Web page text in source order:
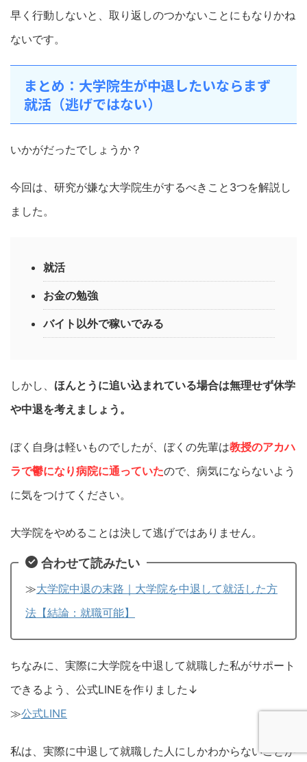
早く行動しないと、取り返しのつかないことにもなりかね
ないです。
まとめ：大学院生が中退したいならまず
就活（逃げではない）
いかがだったでしょうか？
今回は、研究が嫌な大学院生がするべきこと3つを解説し
ました。
就活
お金の勉強
バイト以外で稼いでみる
しかし、 ほんとうに追い込まれている場合は無理せず休学
や中退を考えましょう。
ぼく自身は軽いものでしたが、ぼくの先輩は教授のアカハ
ラで鬱になり病院に通っていたので、病気にならないよう
に気をつけてください。
大学院をやめることは決して逃げではありません。
合わせて読みたい
≫大学院中退の末路｜大学院を中退して就活した方
法【結論：就職可能】
ちなみに、実際に大学院を中退して就職した私がサポート
できるよう、公式LINEを作りました↓
≫公式LINE
私は、実際に中退して就職した人にしかわからないことが